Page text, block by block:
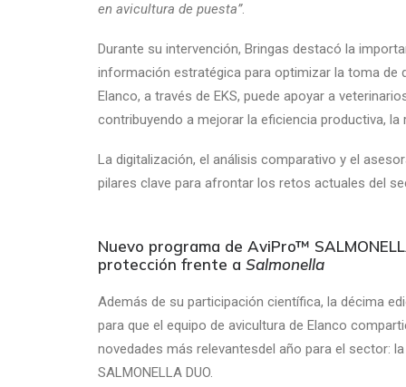
en avicultura de puesta”.
Durante su intervención, Bringas destacó la
información estratégica para optimizar la toma de
Elanco, a través de EKS, puede apoyar a
contribuyendo a mejorar la eficiencia productiva,
La digitalización, el análisis comparativo y el
pilares clave para afrontar los retos actuales del
Nuevo programa de AviPro™
protección frente a Salmonella
Además de su participación científica, la décima
para que el equipo de avicultura de Elanco
novedades más relevantesdel año para el sector:
SALMONELLA DUO.